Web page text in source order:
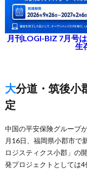
月刊LOGI-BIZ 7月号
生
大分道・筑後小郡IC至近、2025年夏竣工予
定
中国の平安保険グループ
月16日、福岡県小郡市で
ロジスティクス小郡」の
発プロジェクトとしては4